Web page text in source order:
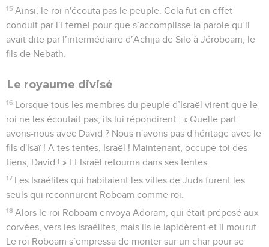
15 Ainsi, le roi n'écouta pas le peuple. Cela fut en effet
conduit par l'Eternel pour que s’accomplisse la parole qu’il
avait dite par l’intermédiaire d’Achija de Silo à Jéroboam, le
fils de Nebath.
Le royaume divisé
16 Lorsque tous les membres du peuple d’Israël virent que le
roi ne les écoutait pas, ils lui répondirent : « Quelle part
avons-nous avec David ? Nous n'avons pas d'héritage avec le
fils d'Isaï ! A tes tentes, Israël ! Maintenant, occupe-toi des
tiens, David ! » Et Israël retourna dans ses tentes.
17 Les Israélites qui habitaient les villes de Juda furent les
seuls qui reconnurent Roboam comme roi.
18 Alors le roi Roboam envoya Adoram, qui était préposé aux
corvées, vers les Israélites, mais ils le lapidèrent et il mourut.
Le roi Roboam s’empressa de monter sur un char pour se